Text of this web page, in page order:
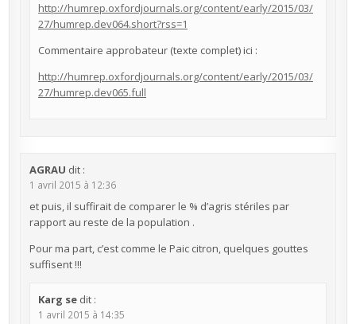
http://humrep.oxfordjournals.org/content/early/2015/03/
27/humrep.dev064.short?rss=1
Commentaire approbateur (texte complet) ici :
http://humrep.oxfordjournals.org/content/early/2015/03/
27/humrep.dev065.full
AGRAU dit :
1 avril 2015 à 12:36
et puis, il suffirait de comparer le % d’agris stériles par
rapport au reste de la population .
Pour ma part, c’est comme le Paic citron, quelques gouttes
suffisent !!!
Karg se dit :
1 avril 2015 à 14:35